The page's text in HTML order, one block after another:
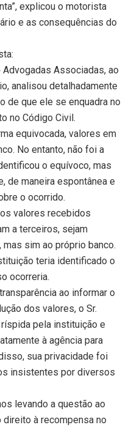
explicou o motorista
e as consequências do
Associadas, ao
analisou detalhadamente
de que ele se enquadra no
no Código Civil.
equivocada, valores em
No entanto, não foi a
o equívoco, mas
de maneira espontânea e
o ocorrido.
valores recebidos
a terceiros, sejam
sim ao próprio banco.
teria identificado o
ocorreria.
ao informar o
dos valores, o Sr.
pela instituição e
à agência para
sua privacidade foi
insistentes por diversos
levando a questão ao
direito à recompensa no